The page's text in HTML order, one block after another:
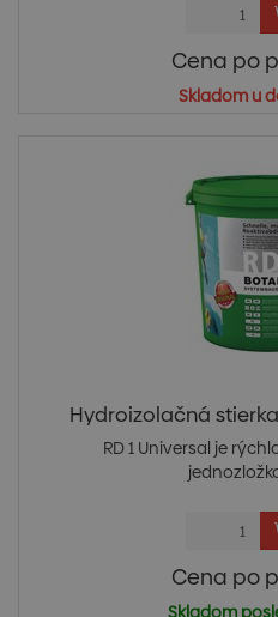
Cena po
Skladom u
Hydroizolačná stierka
RD 1 Universal je
Cena po
Skladom